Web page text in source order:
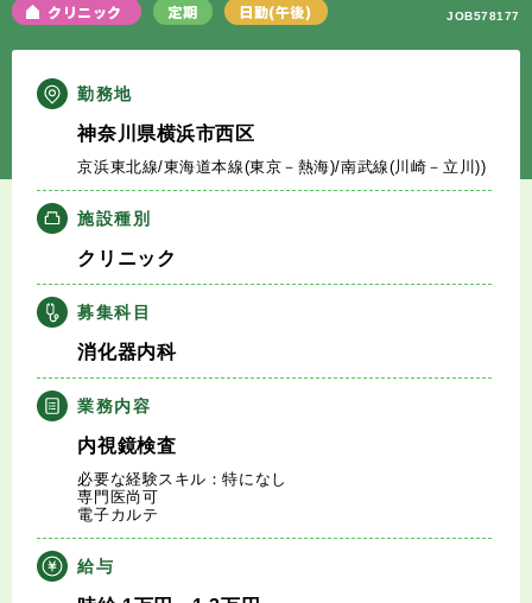
エージェントサービスTOP
サービスの流れ
医師の求人・転職Q&A
知りたい・聞きたい
転職成功事例
医師の転職マニュアル
データで見る医師の平均年収
クリニック 定期 日勤(午後) JOB578177
勤務地
神奈川県横浜市西区
京浜東北線/東海道本線(東京－熱海)/南武線(川崎－立川))
施設種別
クリニック
募集科目
消化器内科
業務内容
内視鏡検査
必要な経験スキル：特になし
専門医尚可
電子カルテ
給与